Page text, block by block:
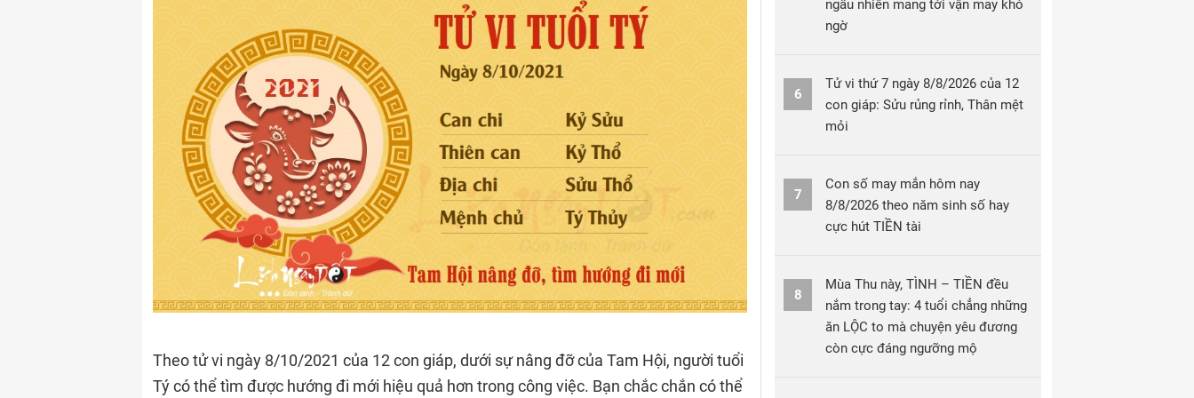
Theo tử vi ngày 8/10/2021 của 12 con giáp, dưới sự nâng đỡ của Tam Hội, người tuổi
Tý có thể tìm được hướng đi mới hiệu quả hơn trong công việc. Bạn chắc chắn có thể
ngẫu nhiên mang tới vận may khó
ngờ
6
Tử vi thứ 7 ngày 8/8/2026 của 12
con giáp: Sửu rủng rỉnh, Thân mệt
mỏi
7
Con số may mắn hôm nay
8/8/2026 theo năm sinh số hay
cực hút TIỀN tài
8
Mùa Thu này, TÌNH – TIỀN đều
nắm trong tay: 4 tuổi chẳng những
ăn LỘC to mà chuyện yêu đương
còn cực đáng ngưỡng mộ